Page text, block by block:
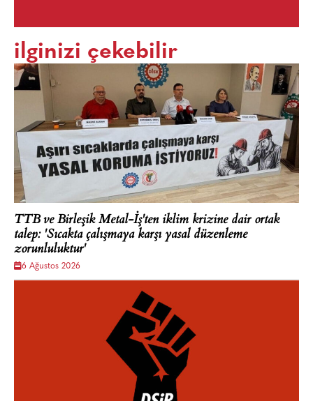
ilginizi çekebilir
TTB ve Birleşik Metal-İş'ten iklim krizine dair ortak
talep: 'Sıcakta çalışmaya karşı yasal düzenleme
zorunluluktur'
6 Ağustos 2026